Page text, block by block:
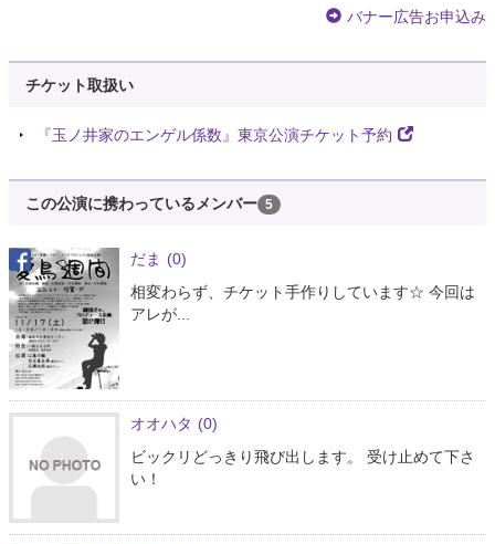
バナー広告お申込み
チケット取扱い
『玉ノ井家のエンゲル係数』東京公演チケット予約
この公演に携わっているメンバー 5
だま (0)
相変わらず、チケット手作りしています☆ 今回は
アレが...
オオハタ (0)
ビックリどっきり飛び出します。 受け止めて下さ
い！